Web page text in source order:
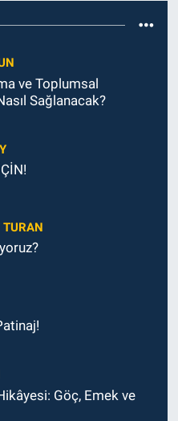
ve Toplumsal
Sağlanacak?
TURAN
Göç, Emek ve